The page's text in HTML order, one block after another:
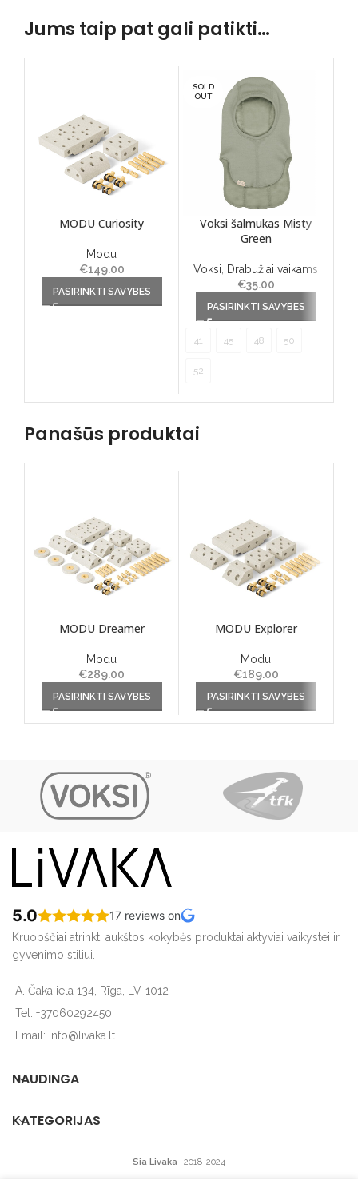
Jums taip pat gali patikti…
MODU Curiosity
Modu
€149.00
PASIRINKTI SAVYBES
This product has multiple
variants. The options may
SOLD
OUT
Voksi šalmukas Misty
Green
Voksi, Drabužiai vaikams
€35.00
PASIRINKTI SAVYBES
This product has multiple
variants. The options may
page
41 45 48 50
52
Panašūs produktai
MODU Dreamer
Modu
€289.00
PASIRINKTI SAVYBES
This product has multiple
variants. The options may
be chosen on the product
MODU Explorer
Modu
€189.00
PASIRINKTI SAVYBES
This product has multiple
variants. The options may
be chosen on the product
5.0 17 reviews on
Kruopščiai atrinkti aukštos kokybės produktai aktyviai vaikystei ir
gyvenimo stiliui.
A. Čaka iela 134, Rīga, LV-1012
Tel: +37060292450
Email: info@livaka.lt
NAUDINGA
KATEGORIJAS
Sia Livaka 2018-2024